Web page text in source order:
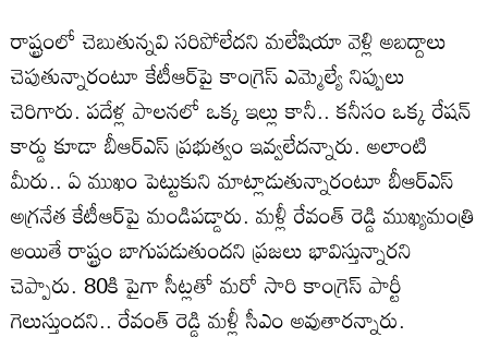
రాష్ట్రంలో చెబుతున్నవి స‌రిపోలేద‌ని మ‌లేషియా వెళ్లి అబ‌ద్దాలు
చెపుతున్నారంటూ కేటీఆర్‌పై కాంగ్రెస్ ఎమ్మెల్యే నిప్పులు
చెరిగారు. ప‌దేళ్ల పాలనలో ఒక్క ఇల్లు కానీ.. కనీసం ఒక్క రేష‌న్
కార్డు కూడా బీఆర్ఎస్ ప్రభుత్వం ఇవ్వలేదన్నారు. అలాంటి
మీరు.. ఏ ముఖం పెట్టుకుని మాట్లాడుతున్నారంటూ బీఆర్ఎస్
అగ్రనేత కేటీఆర్‌పై మండిపడ్డారు. మళ్లీ రేవంత్ రెడ్డి ముఖ్యమంత్రి
అయితే రాష్ట్రం బాగుప‌డుతుంద‌ని ప్రజలు భావిస్తున్నారని
చెప్పారు. 80కి పైగా సీట్లతో మ‌రో సారి కాంగ్రెస్ పార్టీ
గెలుస్తుందని.. రేవంత్ రెడ్డి మ‌ళ్లీ సీఎం అవుతారన్నారు.